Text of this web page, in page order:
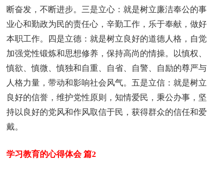
断奋发，不断进步。三是立心：就是树立廉洁奉公的事
业心和勤政为民的责任心，辛勤工作，乐于奉献，做好
本职工作。四是立德：就是树立良好的道德人格，自觉
加强党性锻炼和思想修养，保持高尚的情操。以慎权、
慎欲、慎微、慎独和自重、自省、自警、自励的尊严与
人格力量，带动和影响社会风气。五是立信：就是树立
良好的信誉，维护党性原则，知情爱民，秉公办事，坚
持以良好的党风和作风取信于民，获得群众的信任和爱
戴。
学习教育的心得体会 篇2